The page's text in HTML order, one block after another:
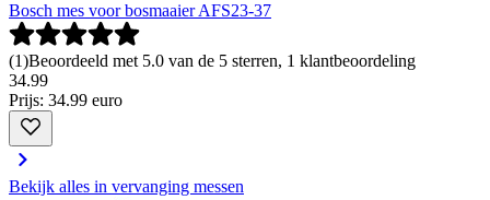
Bosch mes voor bosmaaier AFS23-37
(1)Beoordeeld met 5.0 van de 5 sterren, 1 klantbeoordeling
34.99
Prijs: 34.99 euro
Bekijk alles in vervanging messen